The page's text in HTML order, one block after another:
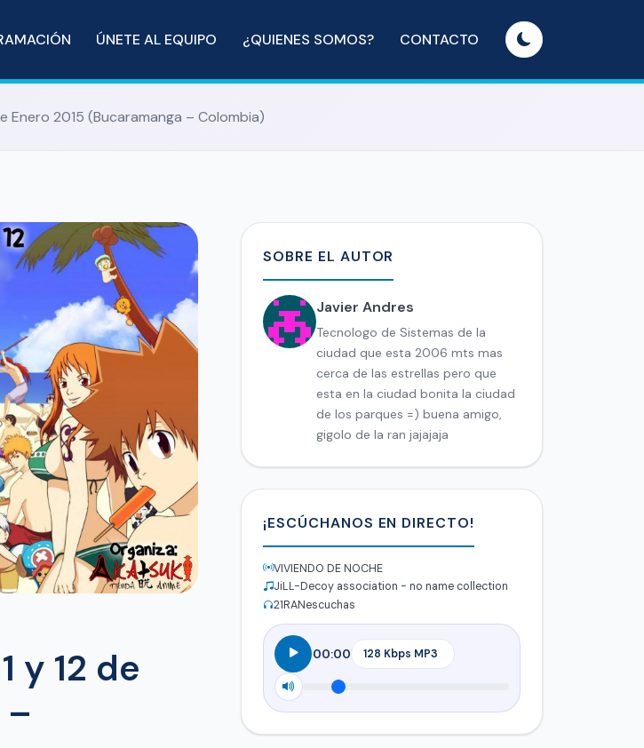
ÚNETE AL EQUIPO ¿QUIENES SOMOS? CONTACTO
Enero 2015 (Bucaramanga – Colombia)
y 12 de
SOBRE EL AUTOR
Javier Andres
Tecnologo de Sistemas de la
ciudad que esta 2006 mts mas
cerca de las estrellas pero que
esta en la ciudad bonita la ciudad
de los parques =) buena amigo,
gigolo de la ran jajajaja
¡ESCÚCHANOS EN DIRECTO!
VIVIENDO DE NOCHE
JiLL-Decoy association - no name collection
21RANescuchas
00:00